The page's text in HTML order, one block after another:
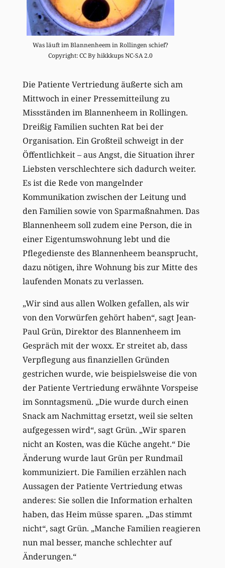
Was läuft im Blannenheem in Rollingen schief?
Copyright: CC By hikkkups NC-SA 2.0
Die Patiente Vertriedung äußerte sich am
Mittwoch in einer Pressemitteilung zu
Missständen im Blannenheem in Rollingen.
Dreißig Familien suchten Rat bei der
Organisation. Ein Großteil schweigt in der
Öffentlichkeit – aus Angst, die Situation ihrer
Liebsten verschlechtere sich dadurch weiter.
Es ist die Rede von mangelnder
Kommunikation zwischen der Leitung und
den Familien sowie von Sparmaßnahmen. Das
Blannenheem soll zudem eine Person, die in
einer Eigentumswohnung lebt und die
Pflegedienste des Blannenheem beansprucht,
dazu nötigen, ihre Wohnung bis zur Mitte des
laufenden Monats zu verlassen.
„Wir sind aus allen Wolken gefallen, als wir
von den Vorwürfen gehört haben“, sagt Jean-
Paul Grün, Direktor des Blannenheem im
Gespräch mit der woxx. Er streitet ab, dass
Verpflegung aus finanziellen Gründen
gestrichen wurde, wie beispielsweise die von
der Patiente Vertriedung erwähnte Vorspeise
im Sonntagsmenü. „Die wurde durch einen
Snack am Nachmittag ersetzt, weil sie selten
aufgegessen wird“, sagt Grün. „Wir sparen
nicht an Kosten, was die Küche angeht.“ Die
Änderung wurde laut Grün per Rundmail
kommuniziert. Die Familien erzählen nach
Aussagen der Patiente Vertriedung etwas
anderes: Sie sollen die Information erhalten
haben, das Heim müsse sparen. „Das stimmt
nicht“, sagt Grün. „Manche Familien reagieren
nun mal besser, manche schlechter auf
Änderungen.“